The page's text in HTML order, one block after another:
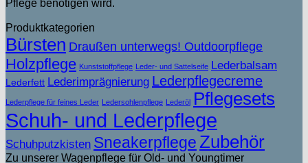
Pflege benötigen wird.
Produktkategorien
Bürsten Draußen unterwegs! Outdoorpflege
Holzpflege Kunststoffpflege Leder- und Sattelseife Lederbalsam
Lederfett Lederimprägnierung Lederpflegecreme
Lederpflege für feines Leder Ledersohlenpflege Lederöl Pflegesets
Schuh- und Lederpflege
Schuhputzkisten Sneakerpflege Zubehör
Zu unserer Wagenpflege für Old- und Youngtimer